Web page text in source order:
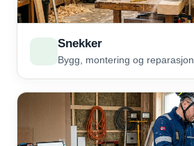
Snekker
Bygg, montering og reparasjon